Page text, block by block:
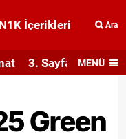
İçerikleri Ara
3. Sayfa MENÜ
Green